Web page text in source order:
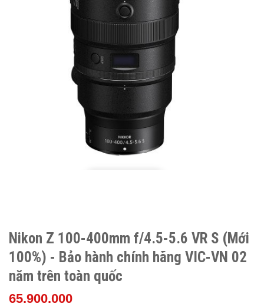
Nikon Z 100-400mm f/4.5-5.6 VR S (Mới
100%) - Bảo hành chính hãng VIC-VN 02
năm trên toàn quốc
65.900.000